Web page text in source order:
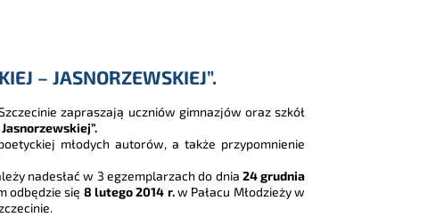
– JASNORZEWSKIEJ”.
zapraszają uczniów gimnazjów oraz szkół
młodych autorów, a także przypomnienie
nadesłać w 3 egzemplarzach do dnia 24 grudnia
odbędzie się 8 lutego 2014 r.w Pałacu Młodzieży w